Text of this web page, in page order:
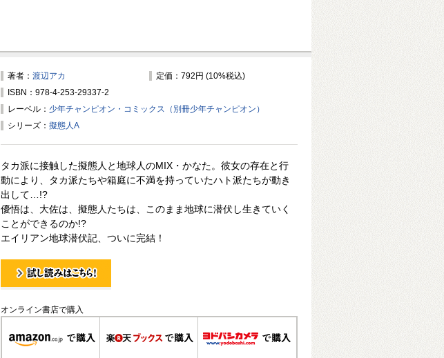
著者： 渡辺アカ
定価：792円 (10%税込)
ISBN：978-4-253-29337-2
レーベル： 少年チャンピオン・コミックス（別冊少年チャンピオン）
シリーズ： 擬態人A
タカ派に接触した擬態人と地球人のMIX・かなた。彼女の存在と行
動により、タカ派たちや箱庭に不満を持っていたハト派たちが動き
出して…!?
優悟は、大佐は、擬態人たちは、このまま地球に潜伏し生きていく
ことができるのか!?
エイリアン地球潜伏記、ついに完結！
オンライン書店で購入